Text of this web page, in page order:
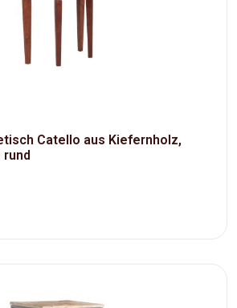
Catello aus Kiefernholz,
rund